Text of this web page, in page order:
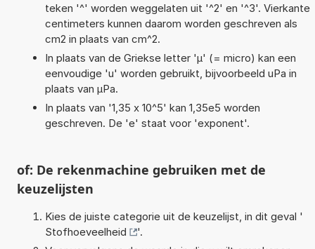
teken '^' worden weggelaten uit '^2' en '^3'. Vierkante
centimeters kunnen daarom worden geschreven als
cm2 in plaats van cm^2.
In plaats van de Griekse letter 'µ' (= micro) kan een
eenvoudige 'u' worden gebruikt, bijvoorbeeld uPa in
plaats van µPa.
In plaats van '1,35 x 10^5' kan 1,35e5 worden
geschreven. De 'e' staat voor 'exponent'.
of: De rekenmachine gebruiken met de
keuzelijsten
Kies de juiste categorie uit de keuzelijst, in dit geval '
Stofhoeveelheid
'.